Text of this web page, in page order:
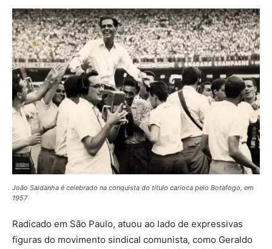
João Saldanha é celebrado na conquista do título carioca pelo Botafogo, em
1957
Radicado em São Paulo, atuou ao lado de expressivas
figuras do movimento sindical comunista, como Geraldo